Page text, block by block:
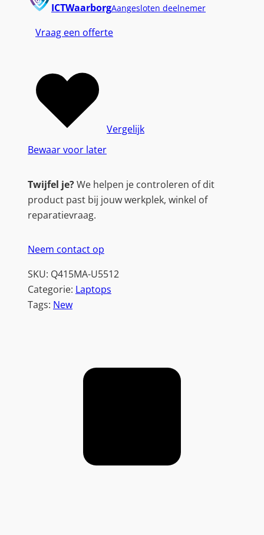
ICTWaarborgAangesloten deelnemer
Vraag een offerte
Bewaar voor later
Vergelijk
Twijfel je?We helpen je controleren of dit
product past bij jouw werkplek, winkel of
reparatievraag.
Neem contact op
SKU: Q415MA-U5512
Categorie: Laptops
Tags: New